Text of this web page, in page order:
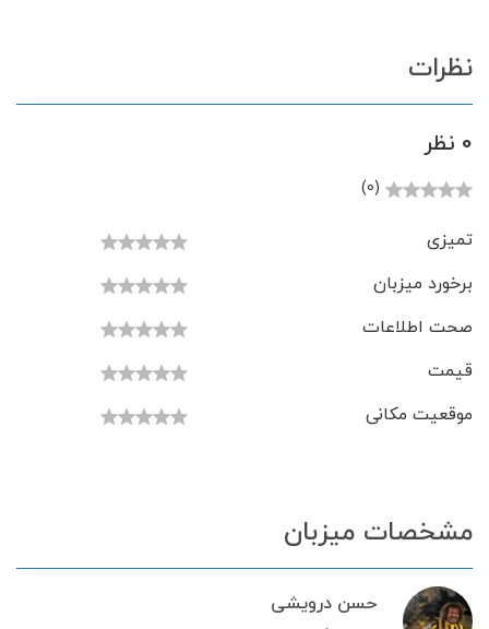
نظرات
0 نظر
(0)
تمیزی
برخورد میزبان
صحت اطلاعات
قیمت
موقعیت مکانی
مشخصات میزبان
حسن درویشی